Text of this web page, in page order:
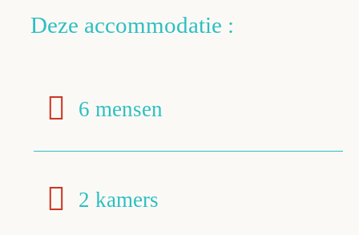
Deze accommodatie :
6 mensen
2 kamers